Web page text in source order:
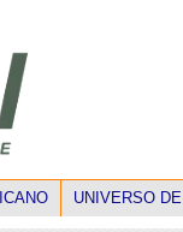
UNIVERSO